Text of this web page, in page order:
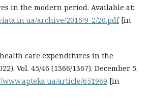
in the modern period. Available at:
archive/2016/9-2/20.pdf[in
health care expenditures in the
Vol. 45/46 (1366/1367). December 5.
www.apteka.ua/article/651969 [in